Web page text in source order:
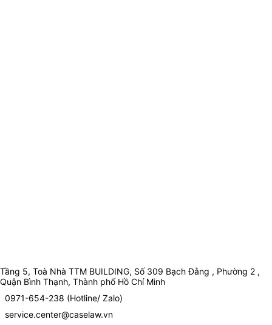
Tầng 5, Toà Nhà TTM BUILDING, Số 309 Bạch Đằng , Phường 2 ,
Quận Bình Thạnh, Thành phố Hồ Chí Minh
0971-654-238 (Hotline/ Zalo)
service.center@caselaw.vn